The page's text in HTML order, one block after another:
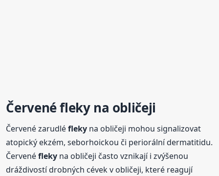
Červenéflekyna obličeji
Červené zarudléfleky na obličeji mohou signalizovat
atopický ekzém, seborhoickou či periorální dermatitidu.
Červenéfleky na obličeji často vznikají i zvýšenou
dráždivostí drobných cévek v obličeji, které reagují